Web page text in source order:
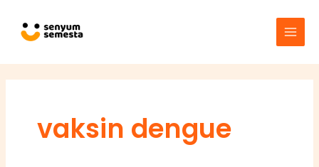
content
vaksin dengue